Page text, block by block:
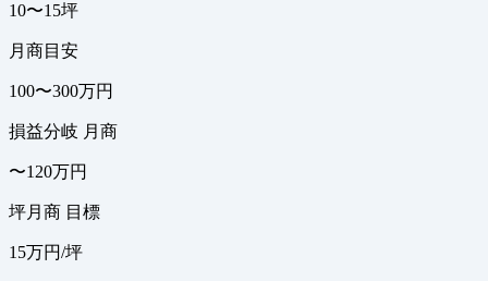
10〜15坪
月商目安
100〜300万円
損益分岐 月商
〜120万円
坪月商 目標
15万円/坪